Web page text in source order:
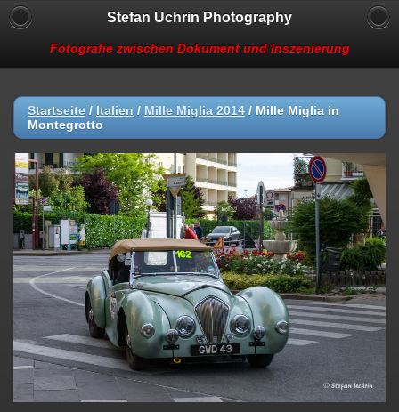
Stefan Uchrin Photography
Fotografie zwischen Dokument und Inszenierung
Startseite / Italien / Mille Miglia 2014 / Mille Miglia in
Montegrotto